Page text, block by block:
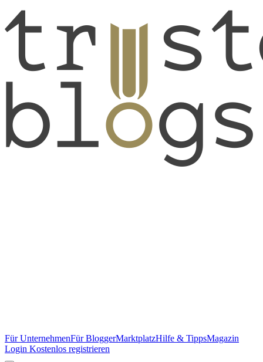
Für UnternehmenFür BloggerMarktplatzHilfe & TippsMagazin
Login Kostenlos registrieren